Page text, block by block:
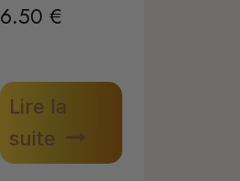
6.50€
Lire la
suite